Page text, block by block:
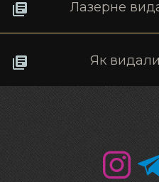
Лазерне
Як